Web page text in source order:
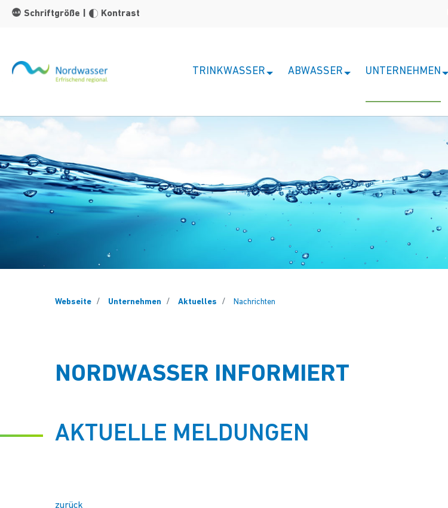
Zum Hauptinhalt springen
Schriftgröße
Kontrast
TRINKWASSER ABWASSER UNTERNEHMEN
Webseite Unternehmen Aktuelles Nachrichten
NORDWASSER INFORMIERT
AKTUELLE MELDUNGEN
zurück